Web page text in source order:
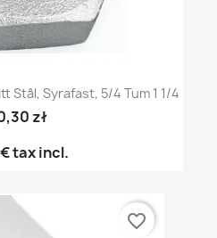
Stål, Syrafast, 5/4 Tum 1 1/4
zł
tax incl.
favorite_border